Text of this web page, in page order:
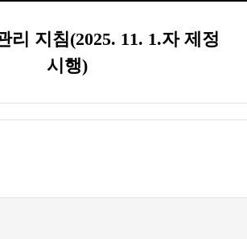
리 지침(2025. 11. 1.자 제정
시행)